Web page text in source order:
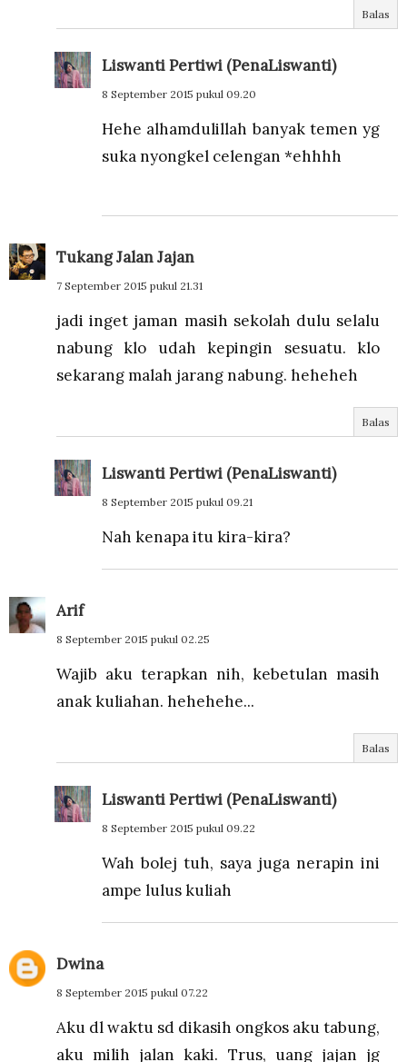
Balas
Liswanti Pertiwi (PenaLiswanti)
8 September 2015 pukul 09.20
Hehe alhamdulillah banyak temen yg
suka nyongkel celengan *ehhhh
Tukang Jalan Jajan
7 September 2015 pukul 21.31
jadi inget jaman masih sekolah dulu selalu
nabung klo udah kepingin sesuatu. klo
sekarang malah jarang nabung. heheheh
Balas
Liswanti Pertiwi (PenaLiswanti)
8 September 2015 pukul 09.21
Nah kenapa itu kira-kira?
Arif
8 September 2015 pukul 02.25
Wajib aku terapkan nih, kebetulan masih
anak kuliahan. hehehehe...
Balas
Liswanti Pertiwi (PenaLiswanti)
8 September 2015 pukul 09.22
Wah bolej tuh, saya juga nerapin ini
ampe lulus kuliah
Dwina
8 September 2015 pukul 07.22
Aku dl waktu sd dikasih ongkos aku tabung,
aku milih jalan kaki. Trus, uang jajan jg